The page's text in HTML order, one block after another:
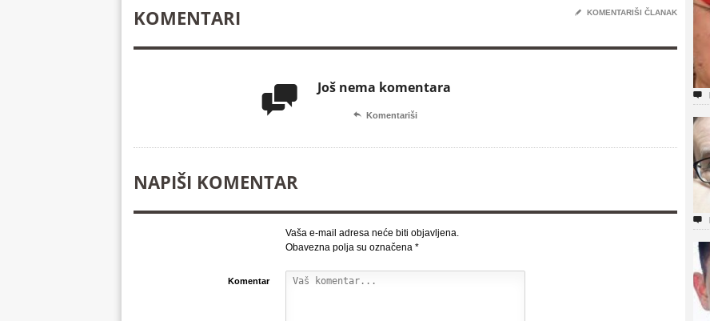
KOMENTARI ✎ KOMENTARIŠI ČLANAK
 Još nema komentara
 Komentariši
NAPIŠI KOMENTAR
Vaša e-mail adresa neće biti objavljena.
Obavezna polja su označena *
Komentar

